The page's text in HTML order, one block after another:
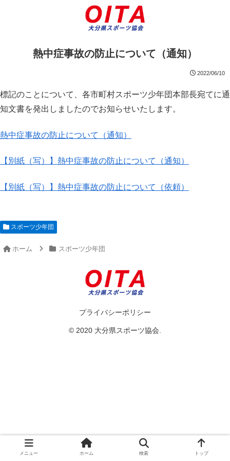
熱中症事故の防止について（通知）
2022/06/10
標記のことについて、各市町村スポーツ少年団本部長宛てに通
知文書を発出しましたのでお知らせいたします。
熱中症事故の防止について（通知）
【別紙（写）】熱中症事故の防止について（通知）
【別紙（写）】熱中症事故の防止について（依頼）
スポーツ少年団
ホーム スポーツ少年団
プライバシーポリシー
© 2020 大分県スポーツ協会.
メニュー ホーム 検索 トップ